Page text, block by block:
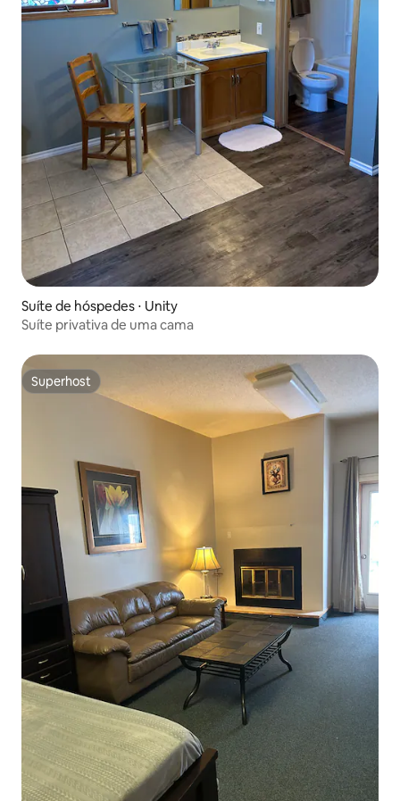
Suíte de hóspedes ⋅ Unity
Suíte privativa de uma cama
Superhost
Superhost